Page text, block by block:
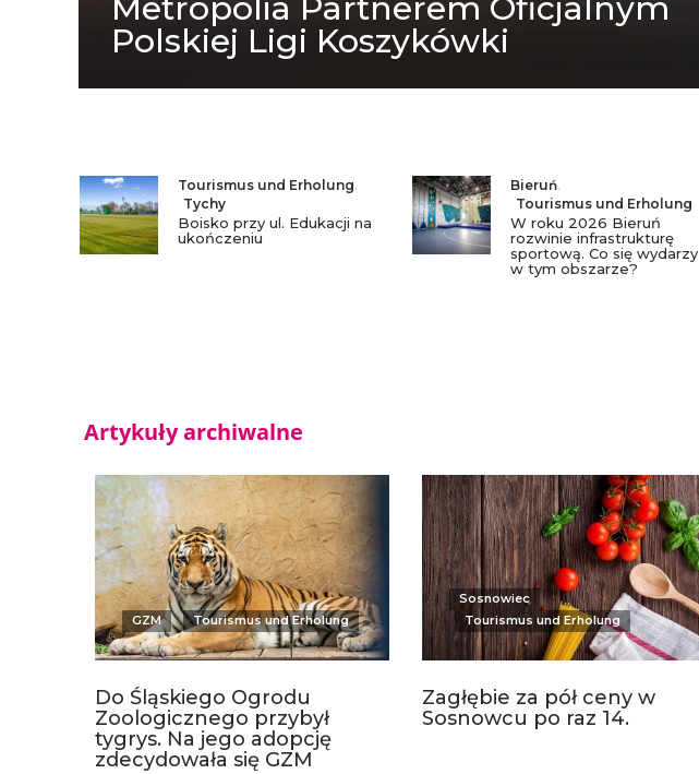
Metropolia Partnerem Oficjalnym
Polskiej Ligi Koszykówki
Tourismus und Erholung,
Tychy
Boisko przy ul. Edukacji na
ukończeniu
Bieruń,
Tourismus und Erholung
W roku 2026 Bieruń
rozwinie infrastrukturę
sportową. Co się wydarzy
w tym obszarze?
Artykuły archiwalne
GZM Tourismus und Erholung
Do Śląskiego Ogrodu
Zoologicznego przybył
tygrys. Na jego adopcję
zdecydowała się GZM
Sosnowiec
Tourismus und Erholung
Zagłębie za pół ceny w
Sosnowcu po raz 14.